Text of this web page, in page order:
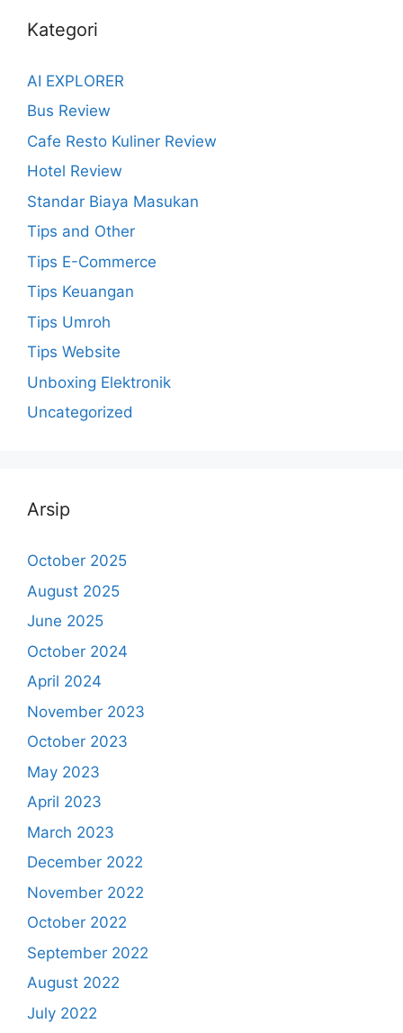
Kategori
AI EXPLORER
Bus Review
Cafe Resto Kuliner Review
Hotel Review
Standar Biaya Masukan
Tips and Other
Tips E-Commerce
Tips Keuangan
Tips Umroh
Tips Website
Unboxing Elektronik
Uncategorized
Arsip
October 2025
August 2025
June 2025
October 2024
April 2024
November 2023
October 2023
May 2023
April 2023
March 2023
December 2022
November 2022
October 2022
September 2022
August 2022
July 2022